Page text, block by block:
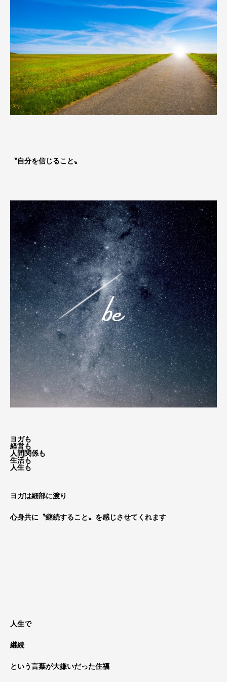
〝自分を信じること〟
ヨガも
経営も
人間関係も
生活も
人生も
ヨガは細部に渡り
心身共に〝継続すること〟を感じさせてくれます
人生で
継続
という言葉が大嫌いだった住福